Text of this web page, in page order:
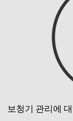
보청기 관리에